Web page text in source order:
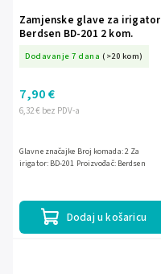
Zamjenske glave za irigator
Berdsen BD-201 2 kom.
Dodavanje 7 dana (>20 kom)
6,32 € bez PDV-a
7,90 €
Dodaj u košaricu
Glavne značajke Broj komada: 2 Za
irigator: BD-201 Proizvođač: Berdsen